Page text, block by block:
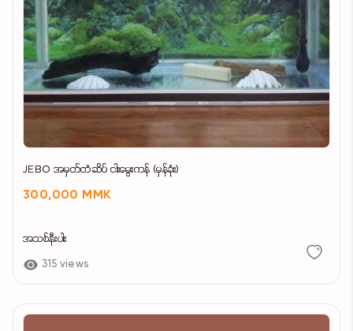
JEBO အမှတ်တံဆိပ် ငါးမွေးကန် (မှန်ခုံး)
300,000 MMK
အသစ်နီးပါး
315 views